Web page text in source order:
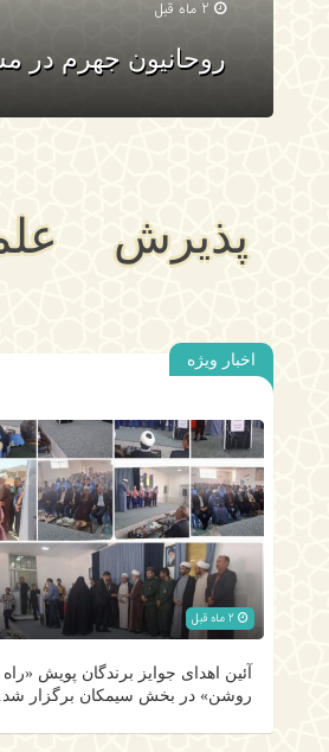
روحانیون جهرم در
پذیرش
اخبار ویژه
آئین اهدای جوایز برندگان پویش «راه
روشن» در بخش سیمکان برگزار